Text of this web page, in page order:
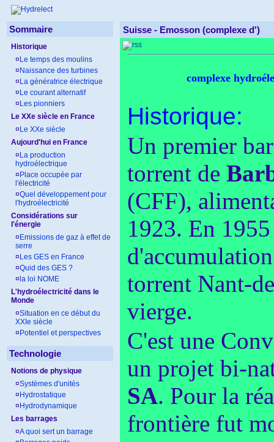
Sommaire
Historique
¤ Le temps des moulins
¤ Naissance des turbines
¤ La génératrice électrique
¤ Le courant alternatif
¤ Les pionniers
Le XXe siècle en France
¤ Le XXe siècle
Aujourd'hui en France
¤ La production
hydroélectrique
¤ Place occupée par
l'électricité
¤Quel développement pour
l'hydroélectricité
Considérations sur
l'énergie
¤ Emissions de gaz à effet de
serre
¤ Les GES en France
¤Quid des GES ?
¤ la loi NOME
L'hydroélectricité dans le
Monde
¤Situation en ce début du
XXIe siècle
¤ Potentiel et perspectives
Technologie
Notions de physique
¤Systèmes d'unités
¤ Hydrostatique
¤ Hydrodynamique
Les barrages
¤A quoi sert un barrage
Suisse - Emosson (complexe d')
complexe
Historique:
Un premier
torrent de
(CFF),
1923. En
torrent Nant-
vierge.
C'est une
un projet bi-
SA. Pour la
frontière fut